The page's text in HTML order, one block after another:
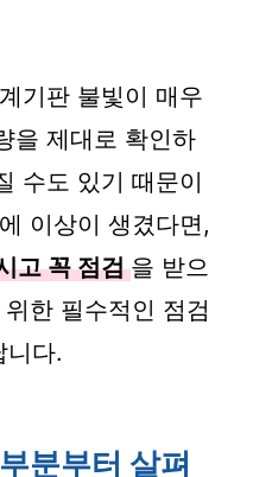
기판 불빛이 매우
을 제대로 확인하
수도 있기 때문이
이상이 생겼다면,
고 꼭 점검 을 받으
한 필수적인 점검
니다.
분부터 살펴